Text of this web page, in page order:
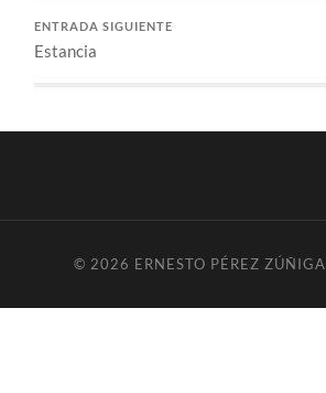
ENTRADA SIGUIENTE
Estancia
© 2026 ERNESTO PÉREZ ZÚÑIGA